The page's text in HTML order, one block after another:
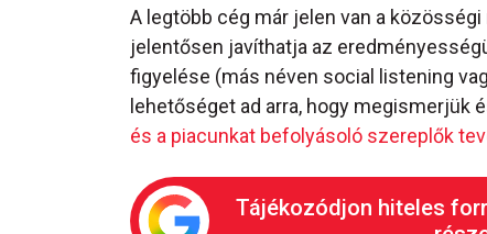
A legtöbb cég már jelen van a
jelentősen javíthatja az
figyelése (más néven social listening
lehetőséget ad arra, hogy megismerjük
és a piacunkat befolyásoló szereplők
Tájékozódjon hiteles